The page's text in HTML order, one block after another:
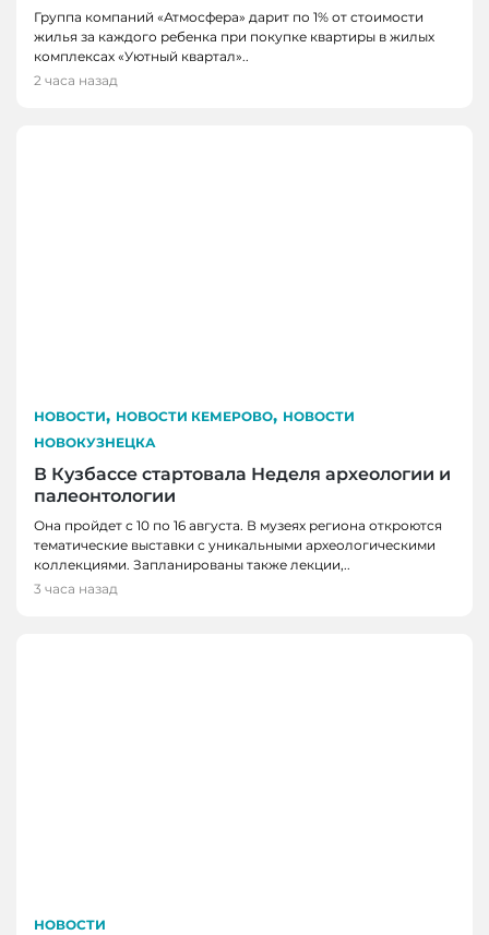
Группа компаний «Атмосфера» дарит по 1% от стоимости
жилья за каждого ребенка при покупке квартиры в жилых
комплексах «Уютный квартал»..
2 часа назад
НОВОСТИ, НОВОСТИ КЕМЕРОВО, НОВОСТИ
НОВОКУЗНЕЦКА
В Кузбассе стартовала Неделя археологии и
палеонтологии
Она пройдет с 10 по 16 августа. В музеях региона откроются
тематические выставки с уникальными археологическими
коллекциями. Запланированы также лекции,..
3 часа назад
НОВОСТИ